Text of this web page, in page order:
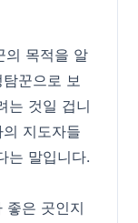
의 목적을 알
꾼으로 보
는 것일 겁니
지도자들
는 말입니다.
좋은 곳인지